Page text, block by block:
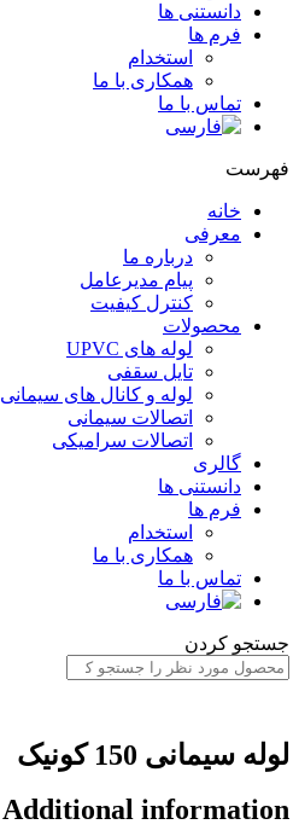
دانستنی ها
فرم ها
استخدام
همکاری با ما
تماس با ما
فهرست
خانه
معرفی
درباره ما
پیام مدیرعامل
کنترل کیفیت
محصولات
لوله های UPVC
تایل سقفی
لوله و کانال های سیمانی
اتصالات سیمانی
اتصالات سرامیکی
گالری
دانستنی ها
فرم ها
استخدام
همکاری با ما
تماس با ما
جستجو کردن
لوله سیمانی 150 کونیک
Additional information